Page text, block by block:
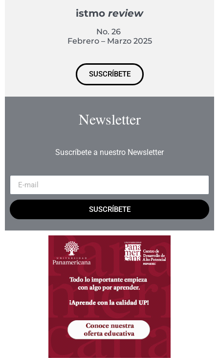
istmo review
No. 26
Febrero – Marzo 2025
SUSCRÍBETE
Newsletter
Suscríbete a nuestro Newsletter
SUSCRÍBETE